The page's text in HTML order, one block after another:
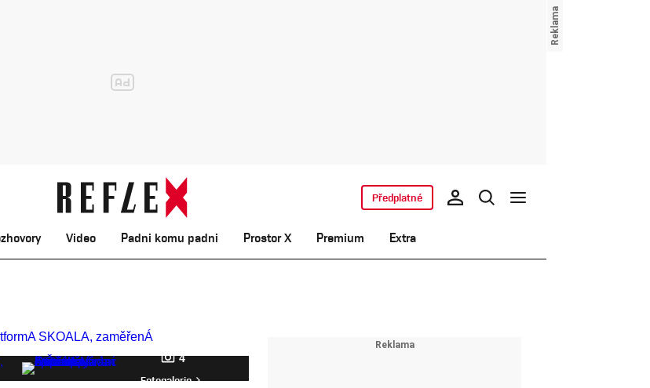
Video Padni komu padni Prostor X Premium Extra
Předplatné
4
Fotogalerie